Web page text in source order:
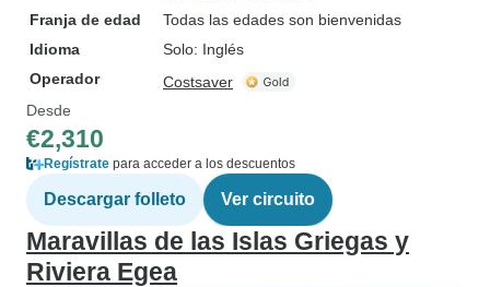
Franja de edad
Todas las edades son bienvenidas
Idioma
Solo: Inglés
Operador
Costsaver
Desde
€2,310
Regístrate para acceder a los descuentos
Descargar folleto Ver circuito
Maravillas de las Islas Griegas y
Riviera Egea